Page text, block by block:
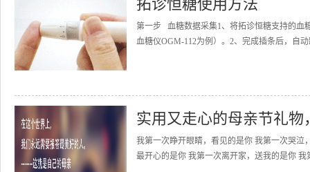
拓诊恒糖使用方法
第一步 血糖数据采集1、将拓诊恒糖支持的血
血糖仪OGM-112为例）。2、完成插条后，自
实用又走心的母亲节礼
我第一次睁开眼睛，看见的是你 我第一次哭泣
最开心的是你 我第一次离开家，送我的是你